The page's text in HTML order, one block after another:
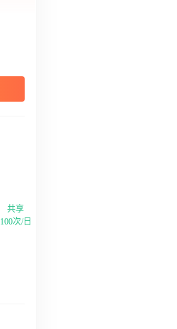
共享
100次/日